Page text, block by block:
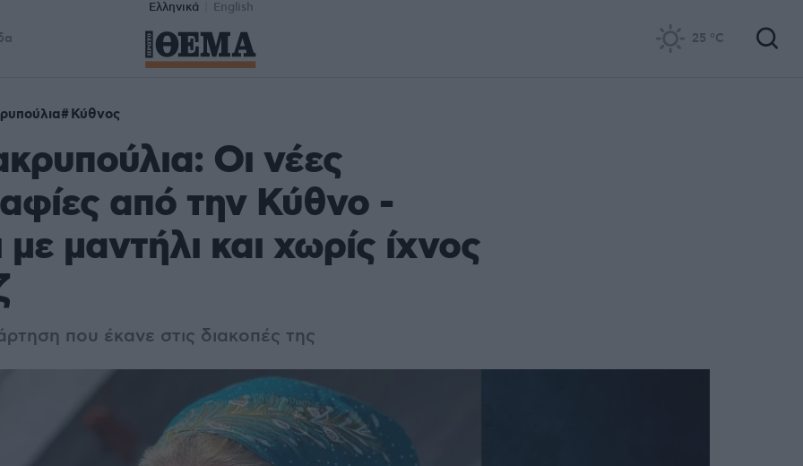
Ελληνικά English
25 °C
Κύθνος
Οι νέες
από την Κύθνο -
μαντήλι και χωρίς ίχνος
που έκανε στις διακοπές της